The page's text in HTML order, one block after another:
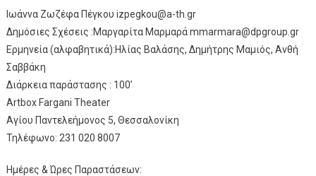
Ιωάννα Ζωζέφα Πέγκου izpegkou@a-th.gr
Δημόσιες Σχέσεις :Μαργαρίτα Μαρμαρά mmarmara@dpgroup.gr
Ερμηνεία (αλφαβητικά):Ηλίας Βαλάσης, Δημήτρης Μαμιός, Ανθή
Σαββάκη
Διάρκεια παράστασης : 100’
Artbox Fargani Theater
Αγίου Παντελεήμονος 5, Θεσσαλονίκη
Τηλέφωνο: 231 020 8007
Ημέρες & Ώρες Παραστάσεων: